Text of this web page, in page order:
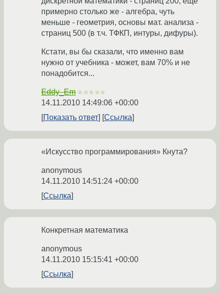
примерно столько же - алгебра, чуть
меньше - геометрия, основы мат. анализа -
страниц 500 (в т.ч. ТФКП, интуры, дифуры).
Кстати, вы бы сказали, что именно вам
нужно от учебника - может, вам 70% и не
понадобится...
Eddy_Em ☆☆☆☆☆
14.11.2010 14:49:06 +00:00
Показать ответ
Ссылка
«Искусство программирования» Кнута?
anonymous
14.11.2010 14:51:24 +00:00
Ссылка
Конкретная математика
anonymous
14.11.2010 15:15:41 +00:00
Ссылка